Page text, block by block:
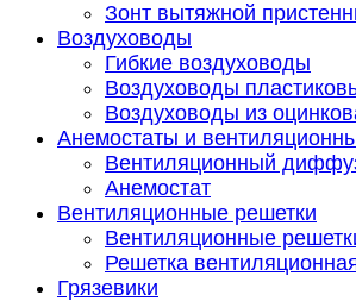
Зонт вытяжной
Воздуховоды
Гибкие воздуховоды
Воздуховоды
Воздуховоды из
Анемостаты и
Вентиляционный
Анемостат
Вентиляционные решетки
Вентиляционные
Решетка
Грязевики